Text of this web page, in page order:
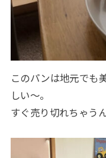
このパンは地元でも
しい〜。
すぐ売り切れちゃう